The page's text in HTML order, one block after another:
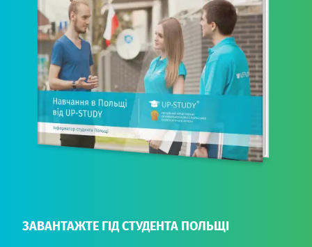
ЗАВАНТАЖТЕ ГІД СТУДЕНТА ПОЛЬЩІ